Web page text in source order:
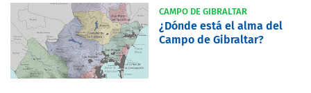
CAMPO DE GIBRALTAR
¿Dónde está el alma del
Campo de Gibraltar?